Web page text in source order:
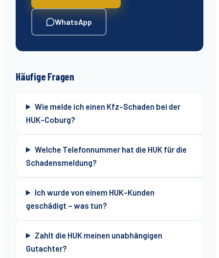
WhatsApp
Häufige Fragen
Wie melde ich einen Kfz-Schaden bei der
HUK-Coburg?
Welche Telefonnummer hat die HUK für die
Schadensmeldung?
Ich wurde von einem HUK-Kunden
geschädigt – was tun?
Zahlt die HUK meinen unabhängigen
Gutachter?